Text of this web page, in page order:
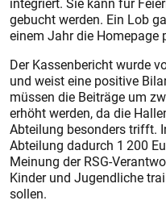
gebucht werden. Ein Lob
einem Jahr die Homepage
Der Kassenbericht wurde
und weist eine positive
müssen die Beiträge um
erhöht werden, da die
Abteilung besonders trifft.
Abteilung dadurch 1 200
Meinung der RSG-
Kinder und Jugendliche
sollen.